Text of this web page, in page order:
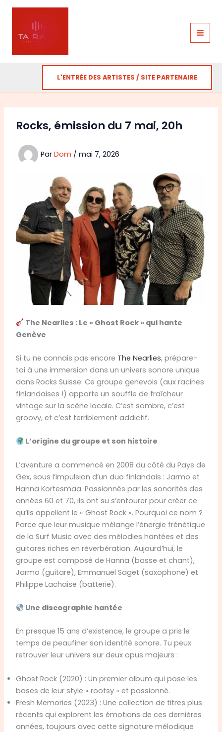
Aller
L'ENTRÉE DES ARTISTES / SITE PARTENAIRE
Rocks, émission du 7 mai, 20h
Par Dom / mai 7, 2026
The Nearlies : Le « Ghost Rock » qui hante
Genève
Si tu ne connais pas encore The Nearlies, prépare-
toi à une immersion dans un univers sonore unique
dans Rocks Suisse. Ce groupe genevois (aux racines
finlandaises !) apporte un souffle de fraîcheur
vintage sur la scène locale. C’est sombre, c’est
groovy, et c’est terriblement addictif.
L’origine du groupe et son histoire
L’aventure a commencé en 2008 du côté du Pays de
Gex, sous l’impulsion d’un duo finlandais : Jarmo et
Hanna Kortesmaa. Passionnés par les sonorités des
années 60 et 70, ils ont su s’entourer pour créer ce
qu’ils appellent le « Ghost Rock ». Pourquoi ce nom ?
Parce que leur musique mélange l’énergie frénétique
de la Surf Music avec des mélodies hantées et des
guitares riches en réverbération. Aujourd’hui, le
groupe est composé de Hanna (basse et chant),
Jarmo (guitare), Emmanuel Saget (saxophone) et
Philippe Lachaise (batterie).
Une discographie hantée
En presque 15 ans d’existence, le groupe a pris le
temps de peaufiner son identité sonore. Tu peux
retrouver leur univers sur deux opus majeurs :
Ghost Rock (2020) : Un premier album qui pose les
bases de leur style « rootsy » et passionné.
Fresh Memories (2023) : Une collection de titres plus
récents qui explorent les émotions de ces dernières
années, toujours avec cette signature mélodique